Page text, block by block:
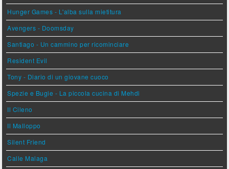
Hunger Games - L'alba sulla mietitura
Avengers - Doomsday
Santiago - Un cammino per ricominciare
Resident Evil
Tony - Diario di un giovane cuoco
Spezie e Bugie - La piccola cucina di Mehdi
Il Cileno
Il Malloppo
Silent Friend
Calle Malaga